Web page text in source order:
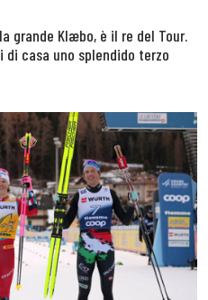
grande Klæbo, è il re del Tour.
casa uno splendido terzo